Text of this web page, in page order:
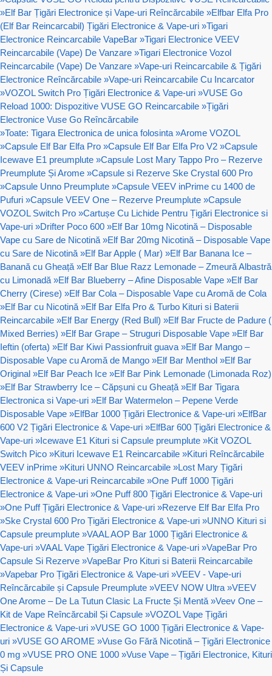
»Elf Bar Țigări Electronice și Vape-uri Reîncărcabile »Elfbar Elfa Pro
(Elf Bar Reincarcabil) Țigări Electronice & Vape-uri »Tigari
Electronice Reincarcabile VapeBar »Tigari Electronice VEEV
Reincarcabile (Vape) De Vanzare »Tigari Electronice Vozol
Reincarcabile (Vape) De Vanzare »Vape-uri Reincarcabile & Țigări
Electronice Reîncărcabile »Vape-uri Reincarcabile Cu Incarcator
»VOZOL Switch Pro Țigări Electronice & Vape-uri »VUSE Go
Reload 1000: Dispozitive VUSE GO Reincarcabile »Țigări
Electronice Vuse Go Reîncărcabile
»Toate: Tigara Electronica de unica folosinta »Arome VOZOL
»Capsule Elf Bar Elfa Pro »Capsule Elf Bar Elfa Pro V2 »Capsule
Icewave E1 preumplute »Capsule Lost Mary Tappo Pro – Rezerve
Preumplute Și Arome »Capsule si Rezerve Ske Crystal 600 Pro
»Capsule Unno Preumplute »Capsule VEEV inPrime cu 1400 de
Pufuri »Capsule VEEV One – Rezerve Preumplute »Capsule
VOZOL Switch Pro »Cartușe Cu Lichide Pentru Țigări Electronice si
Vape-uri »Drifter Poco 600 »Elf Bar 10mg Nicotină – Disposable
Vape cu Sare de Nicotină »Elf Bar 20mg Nicotină – Disposable Vape
cu Sare de Nicotină »Elf Bar Apple ( Mar) »Elf Bar Banana Ice –
Banană cu Gheață »Elf Bar Blue Razz Lemonade – Zmeură Albastră
cu Limonadă »Elf Bar Blueberry – Afine Disposable Vape »Elf Bar
Cherry (Cirese) »Elf Bar Cola – Disposable Vape cu Aromă de Cola
»Elf Bar cu Nicotină »Elf Bar Elfa Pro & Turbo Kituri si Baterii
Reincarcabile »Elf Bar Energy (Red Bull) »Elf Bar Fructe de Padure (
Mixed Berries) »Elf Bar Grape – Struguri Disposable Vape »Elf Bar
Ieftin (oferta) »Elf Bar Kiwi Passionfruit guava »Elf Bar Mango –
Disposable Vape cu Aromă de Mango »Elf Bar Menthol »Elf Bar
Original »Elf Bar Peach Ice »Elf Bar Pink Lemonade (Limonada Roz)
»Elf Bar Strawberry Ice – Căpșuni cu Gheață »Elf Bar Tigara
Electronica si Vape-uri »Elf Bar Watermelon – Pepene Verde
Disposable Vape »ElfBar 1000 Țigări Electronice & Vape-uri »ElfBar
600 V2 Țigări Electronice & Vape-uri »ElfBar 600 Țigări Electronice &
Vape-uri »Icewave E1 Kituri si Capsule preumplute »Kit VOZOL
Switch Pico »Kituri Icewave E1 Reincarcabile »Kituri Reîncărcabile
VEEV inPrime »Kituri UNNO Reincarcabile »Lost Mary Țigări
Electronice & Vape-uri Reincarcabile »One Puff 1000 Țigări
Electronice & Vape-uri »One Puff 800 Țigări Electronice & Vape-uri
»One Puff Țigări Electronice & Vape-uri »Rezerve Elf Bar Elfa Pro
»Ske Crystal 600 Pro Țigări Electronice & Vape-uri »UNNO Kituri si
Capsule preumplute »VAAL AOP Bar 1000 Țigări Electronice &
Vape-uri »VAAL Vape Țigări Electronice & Vape-uri »VapeBar Pro
Capsule Si Rezerve »VapeBar Pro Kituri si Baterii Reincarcabile
»Vapebar Pro Țigări Electronice & Vape-uri »VEEV - Vape-uri
Reîncărcabile și Capsule Preumplute »VEEV NOW Ultra »VEEV
One Arome – De La Tutun Clasic La Fructe Și Mentă »Veev One –
Kit de Vape Reîncărcabil Și Capsule »VOZOL Vape Țigări
Electronice & Vape-uri »VUSE GO 1000 Țigări Electronice & Vape-
uri »VUSE GO AROME »Vuse Go Fără Nicotină – Țigări Electronice
0 mg »VUSE PRO ONE 1000 »Vuse Vape – Țigări Electronice, Kituri
Și Capsule